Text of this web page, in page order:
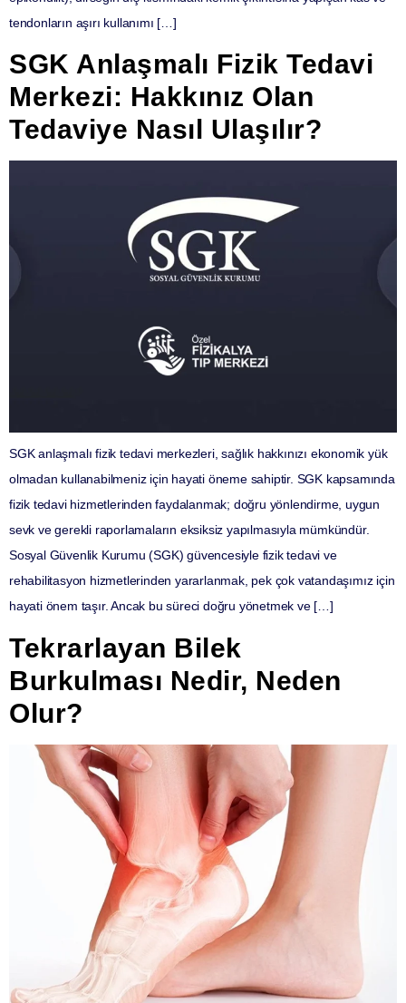
tendonların aşırı kullanımı […]
SGK Anlaşmalı Fizik Tedavi
Merkezi: Hakkınız Olan
Tedaviye Nasıl Ulaşılır?
SGK anlaşmalı fizik tedavi merkezleri, sağlık hakkınızı ekonomik yük
olmadan kullanabilmeniz için hayati öneme sahiptir. SGK kapsamında
fizik tedavi hizmetlerinden faydalanmak; doğru yönlendirme, uygun
sevk ve gerekli raporlamaların eksiksiz yapılmasıyla mümkündür.
Sosyal Güvenlik Kurumu (SGK) güvencesiyle fizik tedavi ve
rehabilitasyon hizmetlerinden yararlanmak, pek çok vatandaşımız için
hayati önem taşır. Ancak bu süreci doğru yönetmek ve […]
Tekrarlayan Bilek
Burkulması Nedir, Neden
Olur?